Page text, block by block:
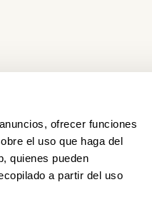
ofrecer funciones
el uso que haga del
quienes pueden
a partir del uso